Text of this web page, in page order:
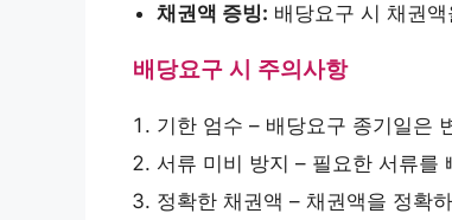
채권액 증빙: 배당요구 시 채권
배당요구 시 주의사항
기한 엄수 – 배당요구 종기일은
서류 미비 방지 – 필요한 서류를
정확한 채권액 – 채권액을 정확